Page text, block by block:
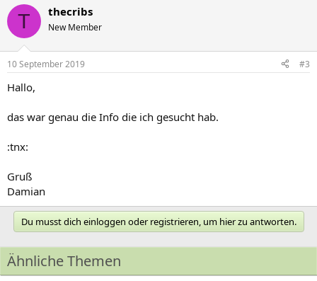
T thecribs
New Member
10 September 2019 #3
Hallo,
das war genau die Info die ich gesucht hab.
:tnx:
Gruß
Damian
Du musst dich einloggen oder registrieren, um hier zu antworten.
Ähnliche Themen